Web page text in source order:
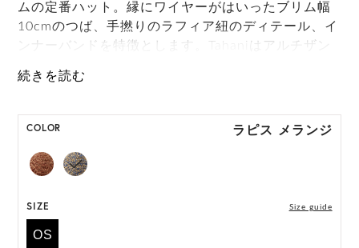
ムの定番ハット。縁にワイヤーがはいったブリム幅
10cmのつば、手撚りのラフィア紐のディテール、イ
ンナーバンドを特徴とします。Tahaniはアルチザン
個体差が多少生じます。
*本商品は生産時期によりインナーバンドの仕様が異
いずれの仕様も快適にご着用いただけるよう設計さ
れておりますのであらかじめご了承ください。
ONE SIZE展開の商品:ONE SIZE 57.5cm
M, L 展開の商品:M 57.5cm, L 59.5cm
COLOR ラピス メランジ
SIZE Size guide
OS